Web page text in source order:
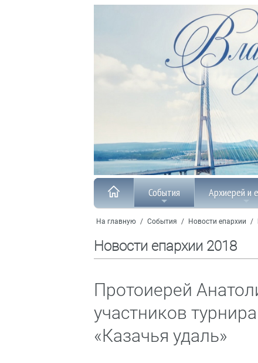
События Архиерей и
На главную / События / Новости епархии /
Новости епархии 2018
Протоиерей
участников
«Казачья удаль»